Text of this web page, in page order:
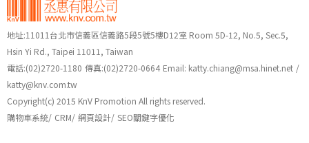
地址:11011台北市信義區信義路5段5號5樓D12室 Room 5D-12, No.5, Sec.5,
Hsin Yi Rd., Taipei 11011, Taiwan
電話:(02)2720-1180 傳真:(02)2720-0664 Email: katty.chiang@msa.hinet.net /
katty@knv.com.tw
Copyright(c) 2015 KnV Promotion All rights reserved.
購物車系統/ CRM/ 網頁設計/ SEO關鍵字優化